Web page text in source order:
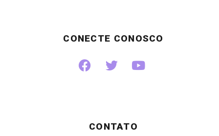
CONECTE CONOSCO
CONTATO